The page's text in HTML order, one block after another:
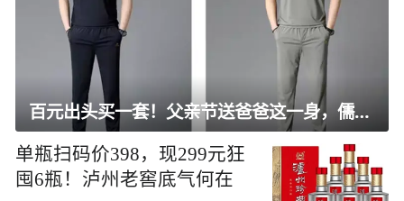
百元出头买一套！父亲节送爸爸这一身，儒雅有型还凉爽
单瓶扫码价398，现299元狂
囤6瓶！泸州老窖底气何在